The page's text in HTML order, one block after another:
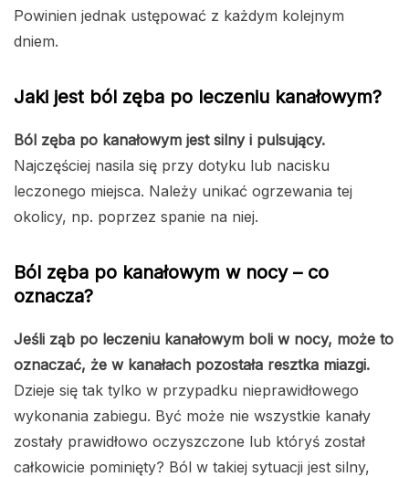
Powinien jednak ustępować z każdym kolejnym
dniem.
Jaki jest ból zęba po leczeniu kanałowym?
Ból zęba po kanałowym jest silny i pulsujący.
Najczęściej nasila się przy dotyku lub nacisku
leczonego miejsca. Należy unikać ogrzewania tej
okolicy, np. poprzez spanie na niej.
Ból zęba po kanałowym w nocy – co
oznacza?
Jeśli ząb po leczeniu kanałowym boli w nocy, może to
oznaczać, że w kanałach pozostała resztka miazgi.
Dzieje się tak tylko w przypadku nieprawidłowego
wykonania zabiegu. Być może nie wszystkie kanały
zostały prawidłowo oczyszczone lub któryś został
całkowicie pominięty? Ból w takiej sytuacji jest silny,